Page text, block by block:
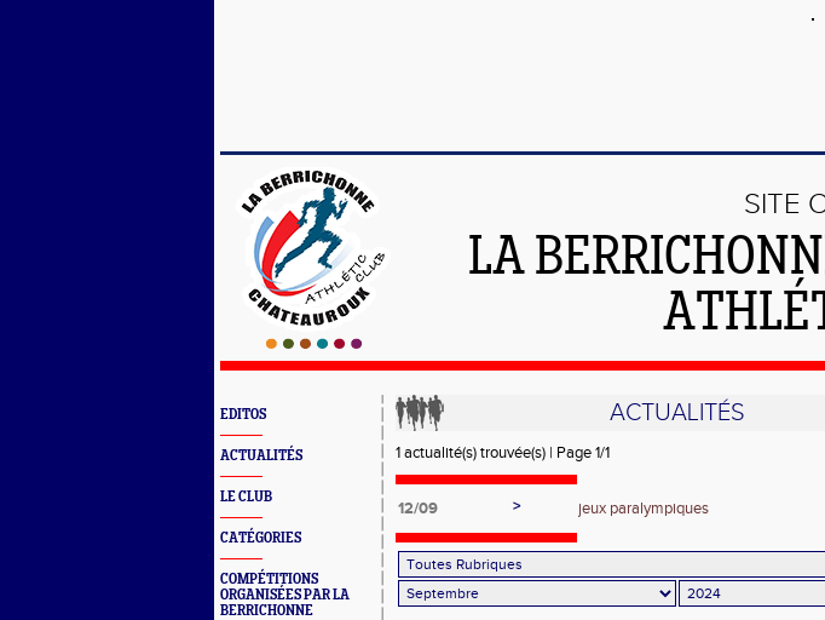
SITE
LA
EDITOS
ACTUALITÉS
LE CLUB
CATÉGORIES
COMPÉTITIONS
ORGANISÉES PAR LA
BERRICHONNE
ACTUALITÉS
1 actualité(s) trouvée(s) | Page 1/1
12/09 > jeux paralympiques